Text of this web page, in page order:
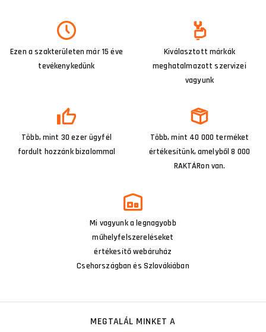
Ezen a szakterületen már 15 éve
tevékenykedünk
Kiválasztott márkák
meghatalmazott szervizei
vagyunk
Több, mint 30 ezer ügyfél
fordult hozzánk bizalommal
Több, mint 40 000 terméket
értékesítünk, amelyből 8 000
RAKTÁRon van.
Mi vagyunk a legnagyobb
műhelyfelszereléseket
értékesítő webáruház
Csehországban és Szlovákiában
MEGTALÁL MINKET A